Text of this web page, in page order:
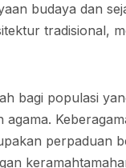
budaya dan
tradisional,
bagi populasi
agama.
perpaduan